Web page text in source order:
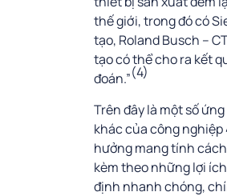
thế giới, trong đó có
tạo, Roland Busch –
tạo có thể cho ra kết
đoán.”(4)
Trên đây là một số
khác của công nghiệp
hưởng mang tính
kèm theo những lợi
định nhanh chóng,